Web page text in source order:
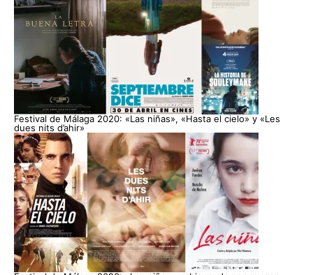
Festival de Málaga 2020: «Las niñas», «Hasta el cielo» y «Les
dues nits d’ahir»